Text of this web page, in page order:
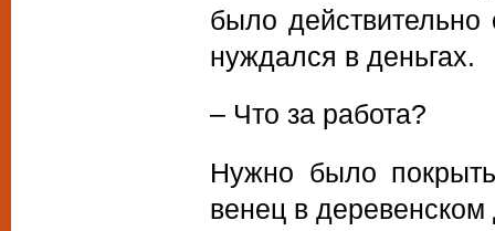
было действительно
нуждался в деньгах.
– Что за работа?
Нужно было
венец в